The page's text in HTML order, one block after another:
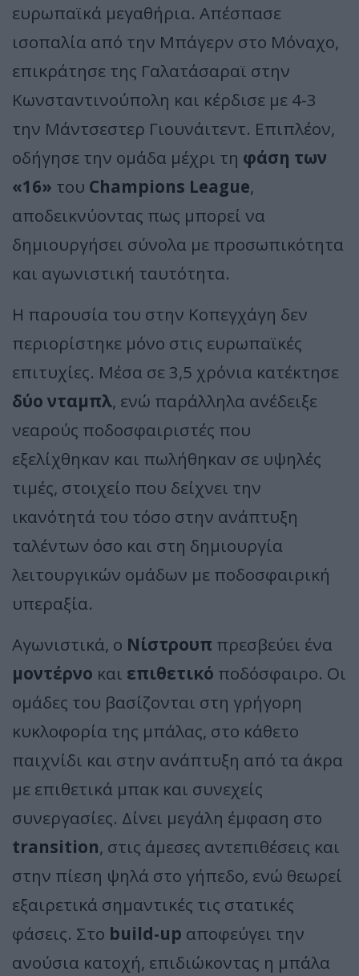
ευρωπαϊκά μεγαθήρια. Απέσπασε
ισοπαλία από την Μπάγερν στο Μόναχο,
επικράτησε της Γαλατάσαραϊ στην
Κωνσταντινούπολη και κέρδισε με 4-3
την Μάντσεστερ Γιουνάιτεντ. Επιπλέον,
οδήγησε την ομάδα μέχρι τη φάση των
«16» του Champions League,
αποδεικνύοντας πως μπορεί να
δημιουργήσει σύνολα με προσωπικότητα
και αγωνιστική ταυτότητα.
Η παρουσία του στην Κοπεγχάγη δεν
περιορίστηκε μόνο στις ευρωπαϊκές
επιτυχίες. Μέσα σε 3,5 χρόνια κατέκτησε
δύο νταμπλ, ενώ παράλληλα ανέδειξε
νεαρούς ποδοσφαιριστές που
εξελίχθηκαν και πωλήθηκαν σε υψηλές
τιμές, στοιχείο που δείχνει την
ικανότητά του τόσο στην ανάπτυξη
ταλέντων όσο και στη δημιουργία
λειτουργικών ομάδων με ποδοσφαιρική
υπεραξία.
Αγωνιστικά, ο Νίστρουπ πρεσβεύει ένα
μοντέρνο και επιθετικό ποδόσφαιρο. Οι
ομάδες του βασίζονται στη γρήγορη
κυκλοφορία της μπάλας, στο κάθετο
παιχνίδι και στην ανάπτυξη από τα άκρα
με επιθετικά μπακ και συνεχείς
συνεργασίες. Δίνει μεγάλη έμφαση στο
transition, στις άμεσες αντεπιθέσεις και
στην πίεση ψηλά στο γήπεδο, ενώ θεωρεί
εξαιρετικά σημαντικές τις στατικές
φάσεις. Στο build-up αποφεύγει την
ανούσια κατοχή, επιδιώκοντας η μπάλα